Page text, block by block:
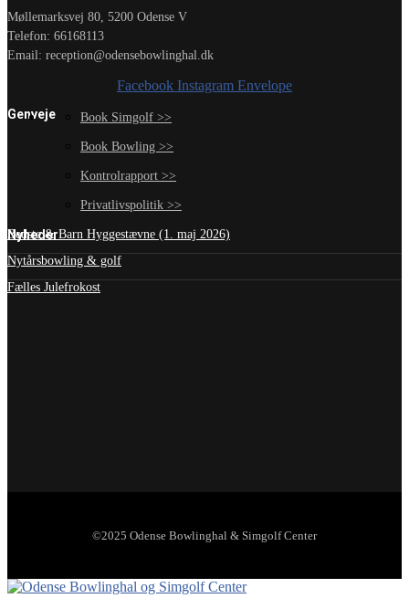
Møllemarksvej 80, 5200 Odense V
Telefon: 66168113
Email: reception@odensebowlinghal.dk
Facebook Instagram Envelope
Genveje Book Simgolf >>
Book Bowling >>
Kontrolrapport >>
Privatlivspolitik >>
Nyheder
Bedste & Barn Hyggestævne (1. maj 2026)
Nytårsbowling & golf
Fælles Julefrokost
©2025 Odense Bowlinghal & Simgolf Center